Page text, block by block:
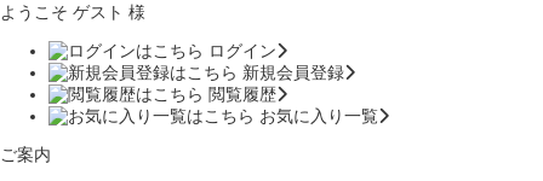
ようこそ ゲスト 様
ログイン
新規会員登録
閲覧履歴
お気に入り一覧
ご案内